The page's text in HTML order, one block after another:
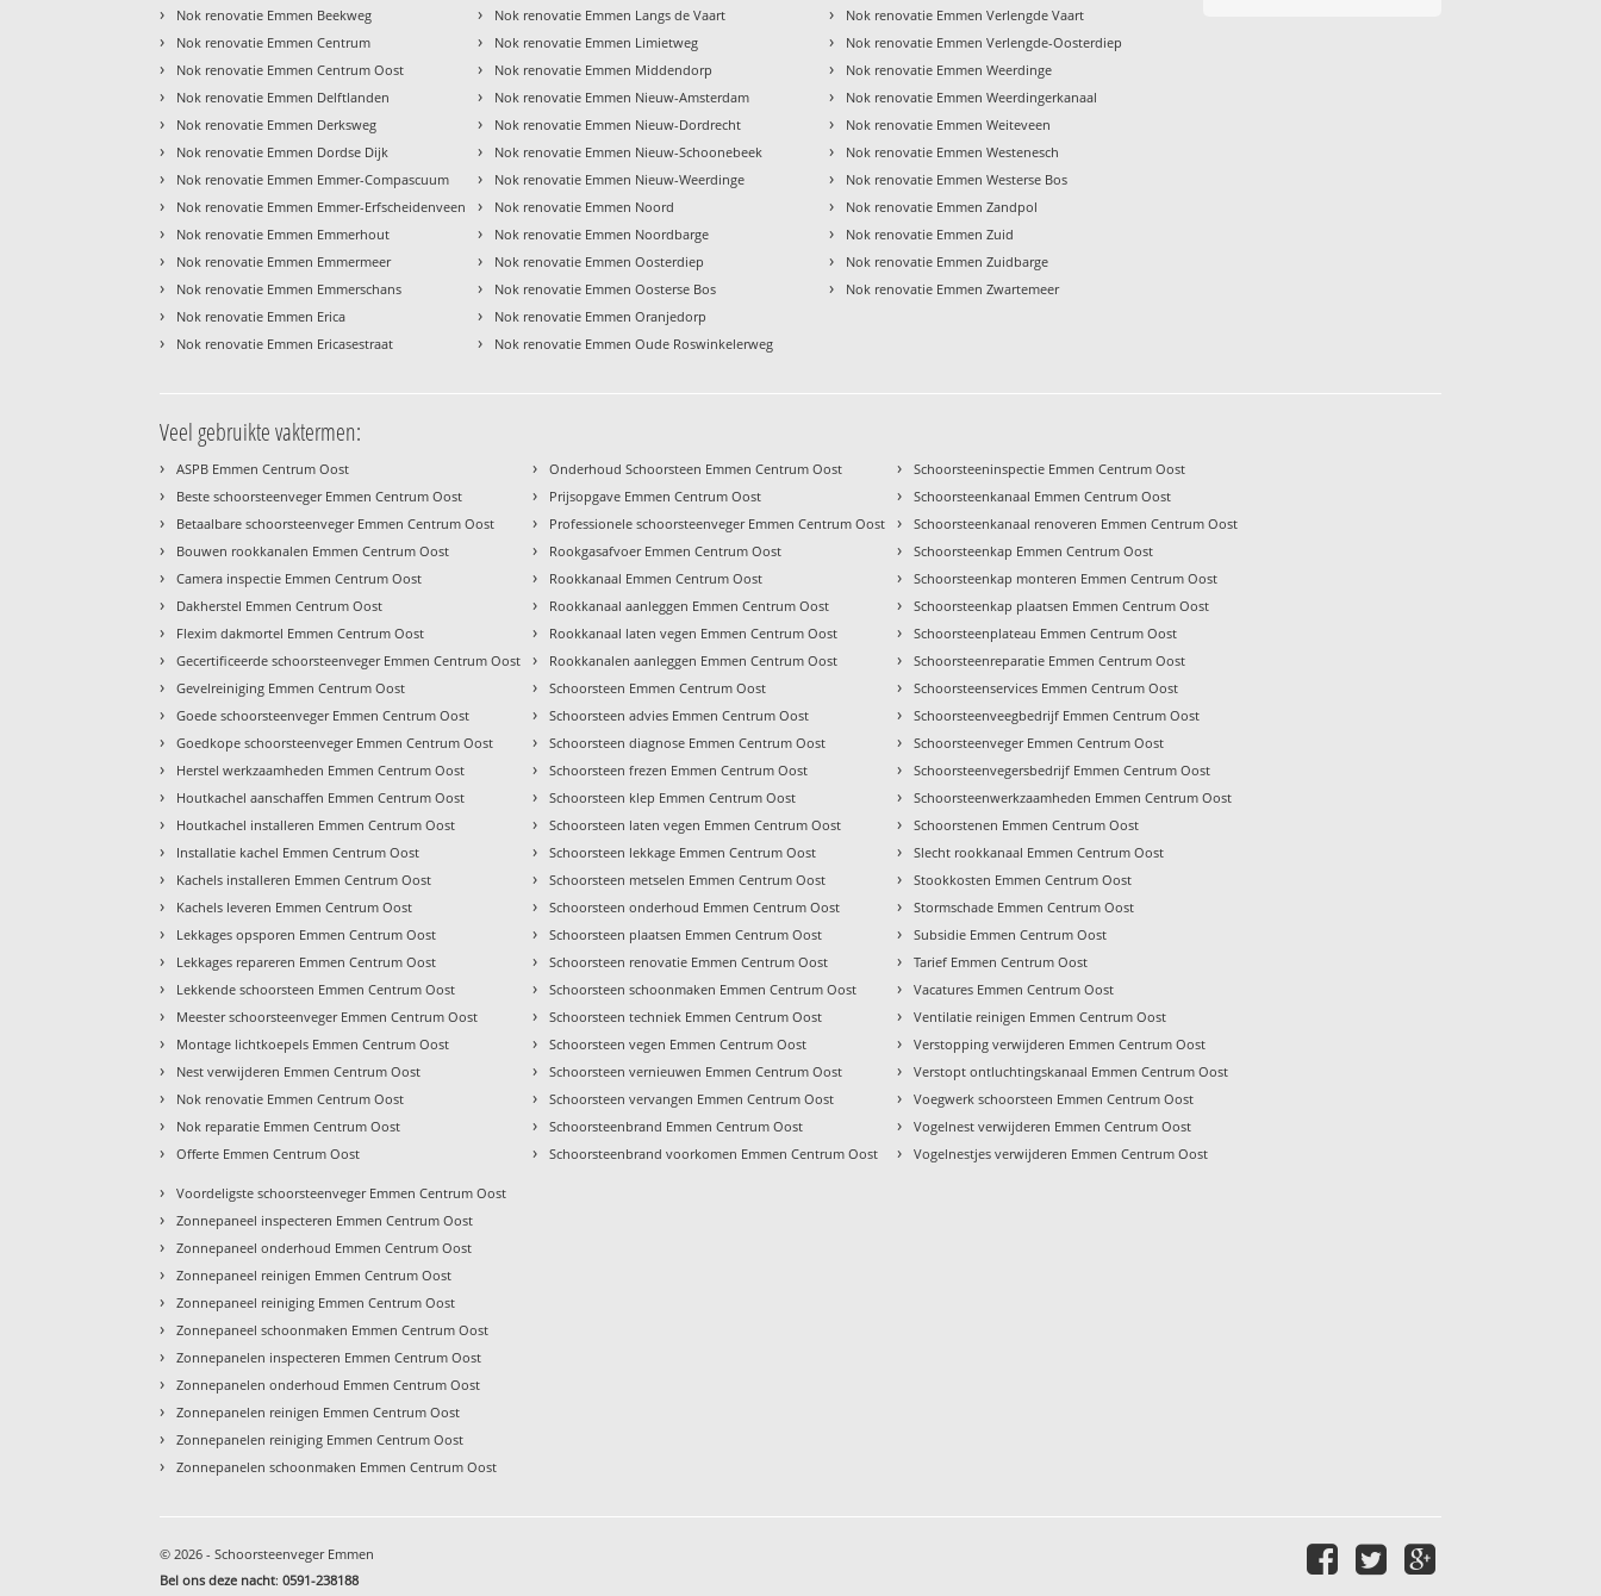
› Nok renovatie Emmen Beekweg
› Nok renovatie Emmen Centrum
› Nok renovatie Emmen Centrum Oost
› Nok renovatie Emmen Delftlanden
› Nok renovatie Emmen Derksweg
› Nok renovatie Emmen Dordse Dijk
› Nok renovatie Emmen Emmer-Compascuum
› Nok renovatie Emmen Emmer-Erfscheidenveen
› Nok renovatie Emmen Emmerhout
› Nok renovatie Emmen Emmermeer
› Nok renovatie Emmen Emmerschans
› Nok renovatie Emmen Erica
› Nok renovatie Emmen Ericasestraat
› Nok renovatie Emmen Langs de Vaart
› Nok renovatie Emmen Limietweg
› Nok renovatie Emmen Middendorp
› Nok renovatie Emmen Nieuw-Amsterdam
› Nok renovatie Emmen Nieuw-Dordrecht
› Nok renovatie Emmen Nieuw-Schoonebeek
› Nok renovatie Emmen Nieuw-Weerdinge
› Nok renovatie Emmen Noord
› Nok renovatie Emmen Noordbarge
› Nok renovatie Emmen Oosterdiep
› Nok renovatie Emmen Oosterse Bos
› Nok renovatie Emmen Oranjedorp
› Nok renovatie Emmen Oude Roswinkelerweg
› Nok renovatie Emmen Verlengde Vaart
› Nok renovatie Emmen Verlengde-Oosterdiep
› Nok renovatie Emmen Weerdinge
› Nok renovatie Emmen Weerdingerkanaal
› Nok renovatie Emmen Weiteveen
› Nok renovatie Emmen Westenesch
› Nok renovatie Emmen Westerse Bos
› Nok renovatie Emmen Zandpol
› Nok renovatie Emmen Zuid
› Nok renovatie Emmen Zuidbarge
› Nok renovatie Emmen Zwartemeer
Veel gebruikte vaktermen:
› ASPB Emmen Centrum Oost
› Beste schoorsteenveger Emmen Centrum Oost
› Betaalbare schoorsteenveger Emmen Centrum Oost
› Bouwen rookkanalen Emmen Centrum Oost
› Camera inspectie Emmen Centrum Oost
› Dakherstel Emmen Centrum Oost
› Flexim dakmortel Emmen Centrum Oost
› Gecertificeerde schoorsteenveger Emmen Centrum Oost
› Gevelreiniging Emmen Centrum Oost
› Goede schoorsteenveger Emmen Centrum Oost
› Goedkope schoorsteenveger Emmen Centrum Oost
› Herstel werkzaamheden Emmen Centrum Oost
› Houtkachel aanschaffen Emmen Centrum Oost
› Houtkachel installeren Emmen Centrum Oost
› Installatie kachel Emmen Centrum Oost
› Kachels installeren Emmen Centrum Oost
› Kachels leveren Emmen Centrum Oost
› Lekkages opsporen Emmen Centrum Oost
› Lekkages repareren Emmen Centrum Oost
› Lekkende schoorsteen Emmen Centrum Oost
› Meester schoorsteenveger Emmen Centrum Oost
› Montage lichtkoepels Emmen Centrum Oost
› Nest verwijderen Emmen Centrum Oost
› Nok renovatie Emmen Centrum Oost
› Nok reparatie Emmen Centrum Oost
› Offerte Emmen Centrum Oost
› Onderhoud Schoorsteen Emmen Centrum Oost
› Prijsopgave Emmen Centrum Oost
› Professionele schoorsteenveger Emmen Centrum Oost
› Rookgasafvoer Emmen Centrum Oost
› Rookkanaal Emmen Centrum Oost
› Rookkanaal aanleggen Emmen Centrum Oost
› Rookkanaal laten vegen Emmen Centrum Oost
› Rookkanalen aanleggen Emmen Centrum Oost
› Schoorsteen Emmen Centrum Oost
› Schoorsteen advies Emmen Centrum Oost
› Schoorsteen diagnose Emmen Centrum Oost
› Schoorsteen frezen Emmen Centrum Oost
› Schoorsteen klep Emmen Centrum Oost
› Schoorsteen laten vegen Emmen Centrum Oost
› Schoorsteen lekkage Emmen Centrum Oost
› Schoorsteen metselen Emmen Centrum Oost
› Schoorsteen onderhoud Emmen Centrum Oost
› Schoorsteen plaatsen Emmen Centrum Oost
› Schoorsteen renovatie Emmen Centrum Oost
› Schoorsteen schoonmaken Emmen Centrum Oost
› Schoorsteen techniek Emmen Centrum Oost
› Schoorsteen vegen Emmen Centrum Oost
› Schoorsteen vernieuwen Emmen Centrum Oost
› Schoorsteen vervangen Emmen Centrum Oost
› Schoorsteenbrand Emmen Centrum Oost
› Schoorsteenbrand voorkomen Emmen Centrum Oost
› Schoorsteeninspectie Emmen Centrum Oost
› Schoorsteenkanaal Emmen Centrum Oost
› Schoorsteenkanaal renoveren Emmen Centrum Oost
› Schoorsteenkap Emmen Centrum Oost
› Schoorsteenkap monteren Emmen Centrum Oost
› Schoorsteenkap plaatsen Emmen Centrum Oost
› Schoorsteenplateau Emmen Centrum Oost
› Schoorsteenreparatie Emmen Centrum Oost
› Schoorsteenservices Emmen Centrum Oost
› Schoorsteenveegbedrijf Emmen Centrum Oost
› Schoorsteenveger Emmen Centrum Oost
› Schoorsteenvegersbedrijf Emmen Centrum Oost
› Schoorsteenwerkzaamheden Emmen Centrum Oost
› Schoorstenen Emmen Centrum Oost
› Slecht rookkanaal Emmen Centrum Oost
› Stookkosten Emmen Centrum Oost
› Stormschade Emmen Centrum Oost
› Subsidie Emmen Centrum Oost
› Tarief Emmen Centrum Oost
› Vacatures Emmen Centrum Oost
› Ventilatie reinigen Emmen Centrum Oost
› Verstopping verwijderen Emmen Centrum Oost
› Verstopt ontluchtingskanaal Emmen Centrum Oost
› Voegwerk schoorsteen Emmen Centrum Oost
› Vogelnest verwijderen Emmen Centrum Oost
› Vogelnestjes verwijderen Emmen Centrum Oost
› Voordeligste schoorsteenveger Emmen Centrum Oost
› Zonnepaneel inspecteren Emmen Centrum Oost
› Zonnepaneel onderhoud Emmen Centrum Oost
› Zonnepaneel reinigen Emmen Centrum Oost
› Zonnepaneel reiniging Emmen Centrum Oost
› Zonnepaneel schoonmaken Emmen Centrum Oost
› Zonnepanelen inspecteren Emmen Centrum Oost
› Zonnepanelen onderhoud Emmen Centrum Oost
› Zonnepanelen reinigen Emmen Centrum Oost
› Zonnepanelen reiniging Emmen Centrum Oost
› Zonnepanelen schoonmaken Emmen Centrum Oost
© 2026 - Schoorsteenveger Emmen
Bel ons deze nacht:0591-238188